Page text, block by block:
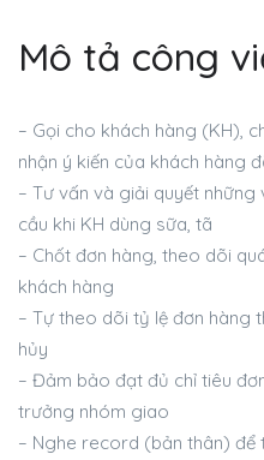
Mô tả công
– Gọi cho khách hàng (KH),
nhận ý kiến của khách hàng
– Tư vấn và giải quyết
cầu khi KH dùng sữa, tã
– Chốt đơn hàng, theo dõi
khách hàng
– Tự theo dõi tỷ lệ đơn hàng
hủy
– Đảm bảo đạt đủ chỉ tiêu
trưởng nhóm giao
– Nghe record (bản thân) để